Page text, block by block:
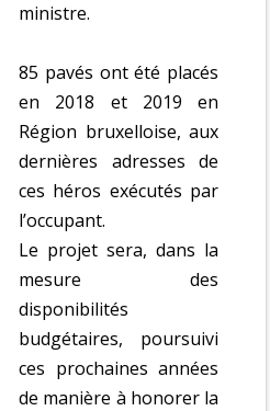
ministre.
85 pavés ont été placés
en 2018 et 2019 en
Région bruxelloise, aux
dernières adresses de
ces héros exécutés par
l’occupant.
Le projet sera, dans la
mesure des
disponibilités
budgétaires, poursuivi
ces prochaines années
de manière à honorer la